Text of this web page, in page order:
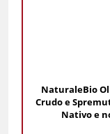
NaturaleBio
Crudo e
Nativo e